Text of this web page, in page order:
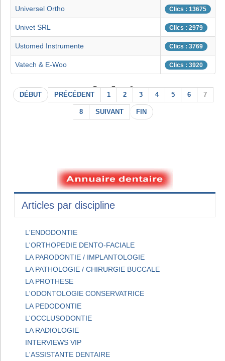
Universel Ortho Clics : 13675
Univet SRL Clics : 2979
Ustomed Instrumente Clics : 3769
Vatech & E-Woo Clics : 3920
Page 7 sur 8
DÉBUT PRÉCÉDENT 1 2 3 4 5 6 7
8 SUIVANT FIN
Articles par discipline
L'ENDODONTIE
L'ORTHOPEDIE DENTO-FACIALE
LA PARODONTIE / IMPLANTOLOGIE
LA PATHOLOGIE / CHIRURGIE BUCCALE
LA PROTHESE
L'ODONTOLOGIE CONSERVATRICE
LA PEDODONTIE
L'OCCLUSODONTIE
LA RADIOLOGIE
INTERVIEWS VIP
L'ASSISTANTE DENTAIRE